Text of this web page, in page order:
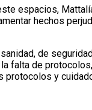
espacios,
hechos
de
falta de
y